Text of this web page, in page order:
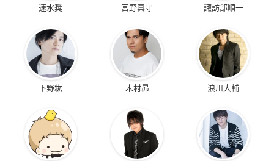
速水奨 宮野真守 諏訪部順一
下野紘 木村昴 浪川大輔